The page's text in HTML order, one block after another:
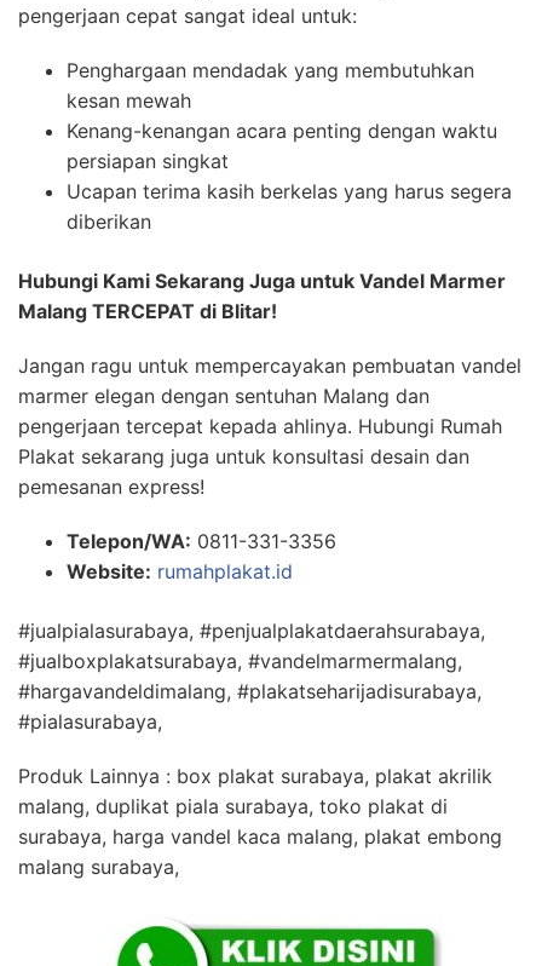
pengerjaan cepat sangat ideal untuk:
Penghargaan mendadak yang membutuhkan
kesan mewah
Kenang-kenangan acara penting dengan waktu
persiapan singkat
Ucapan terima kasih berkelas yang harus segera
diberikan
Hubungi Kami Sekarang Juga untuk Vandel Marmer
Malang TERCEPAT di Blitar!
Jangan ragu untuk mempercayakan pembuatan vandel
marmer elegan dengan sentuhan Malang dan
pengerjaan tercepat kepada ahlinya. Hubungi Rumah
Plakat sekarang juga untuk konsultasi desain dan
pemesanan express!
Telepon/WA: 0811-331-3356
Website: rumahplakat.id
#jualpialasurabaya, #penjualplakatdaerahsurabaya,
#jualboxplakatsurabaya, #vandelmarmermalang,
#hargavandeldimalang, #plakatseharijadisurabaya,
#pialasurabaya,
Produk Lainnya : box plakat surabaya, plakat akrilik
malang, duplikat piala surabaya, toko plakat di
surabaya, harga vandel kaca malang, plakat embong
malang surabaya,